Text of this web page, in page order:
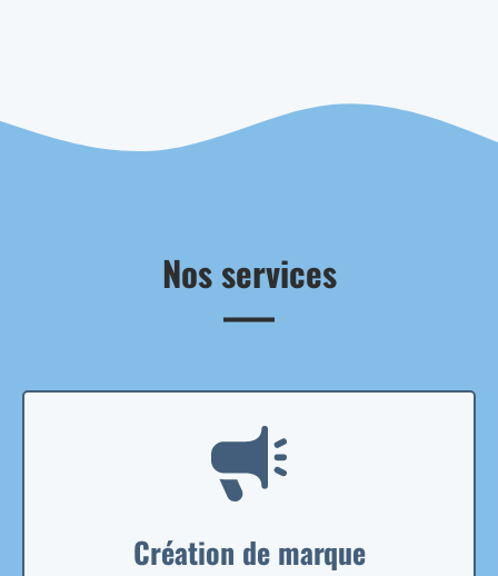
Nos services
Création de marque